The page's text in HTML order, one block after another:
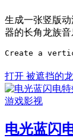
生成一张竖版
器的长角龙族音
Create a
打开 被遮挡的
游戏影视
电光蓝闪